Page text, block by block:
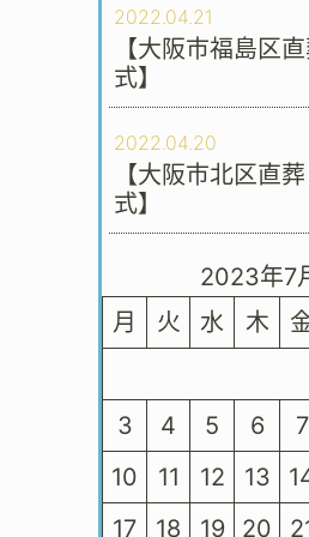
2022.04.21
【大阪市福島区
式】
2022.04.20
【大阪市北区直
式】
2023年7
月
火 水 木
3
4 5 6 7
10
11 12 13
17
18 19 20